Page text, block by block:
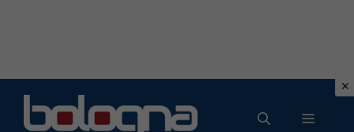
MENU